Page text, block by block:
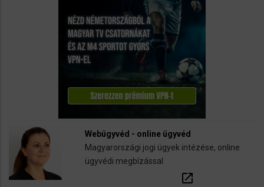
Webügyvéd - online ügyvéd
Magyarországi jogi ügyek intézése, online
ügyvédi megbízással
open_in_new